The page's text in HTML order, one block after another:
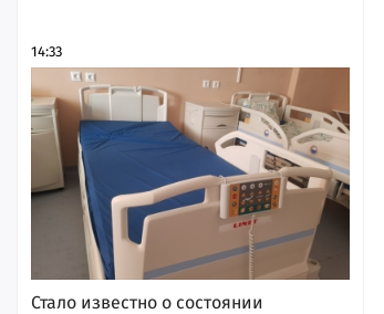
14:33
Стало известно о состоянии